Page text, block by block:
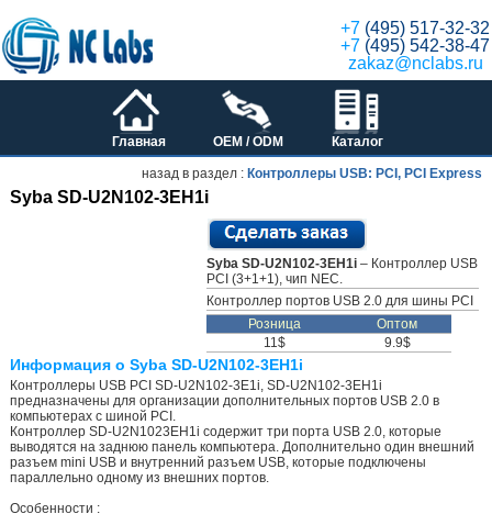
+7 (495) 517-32-32
+7 (495) 542-38-47
zakaz@nclabs.ru
Главная OEM / ODM Каталог
назад в раздел : Контроллеры USB: PCI, PCI Express
Syba SD-U2N102-3EH1i
Syba SD-U2N102-3EH1i– Контроллер USB
PCI (3+1+1), чип NEC.
Контроллер портов USB 2.0 для шины PCI
Розница
Оптом
11$
9.9$
Информация о Syba SD-U2N102-3EH1i
Контроллеры USB PCI SD-U2N102-3E1i, SD-U2N102-3EH1i
предназначены для организации дополнительных портов USB 2.0 в
компьютерах с шиной PCI.
Контроллер SD-U2N1023EH1i содержит три порта USB 2.0, которые
выводятся на заднюю панель компьютера. Дополнительно один внешний
разъем mini USB и внутренний разъем USB, которые подключены
параллельно одному из внешних портов.
Особенности :